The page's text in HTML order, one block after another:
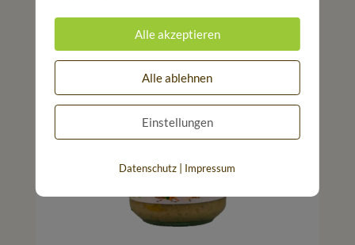
Alle akzeptieren
Alle ablehnen
Einstellungen
Datenschutz | Impressum